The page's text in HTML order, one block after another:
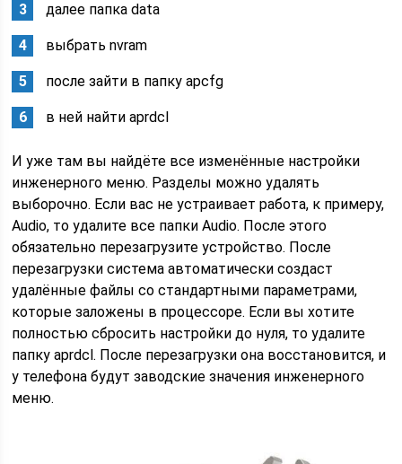
далее папка data
выбрать nvram
после зайти в папку apcfg
в ней найти aprdcl
И уже там вы найдёте все изменённые настройки
инженерного меню. Разделы можно удалять
выборочно. Если вас не устраивает работа, к примеру,
Audio, то удалите все папки Audio. После этого
обязательно перезагрузите устройство. После
перезагрузки система автоматически создаст
удалённые файлы со стандартными параметрами,
которые заложены в процессоре. Если вы хотите
полностью сбросить настройки до нуля, то удалите
папку aprdcl. После перезагрузки она восстановится, и
у телефона будут заводские значения инженерного
меню.